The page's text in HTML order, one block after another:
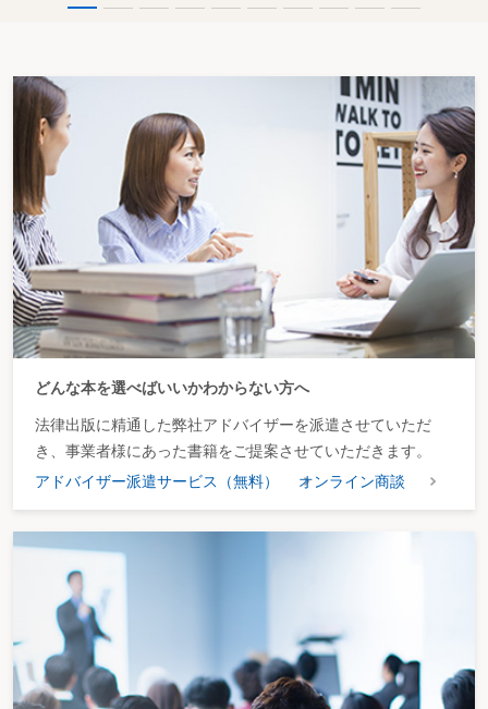
どんな本を選べばいいかわからない方へ
法律出版に精通した弊社アドバイザーを派遣させていただ
き、事業者様にあった書籍をご提案させていただきます。
アドバイザー派遣サービス（無料）
オンライン商談